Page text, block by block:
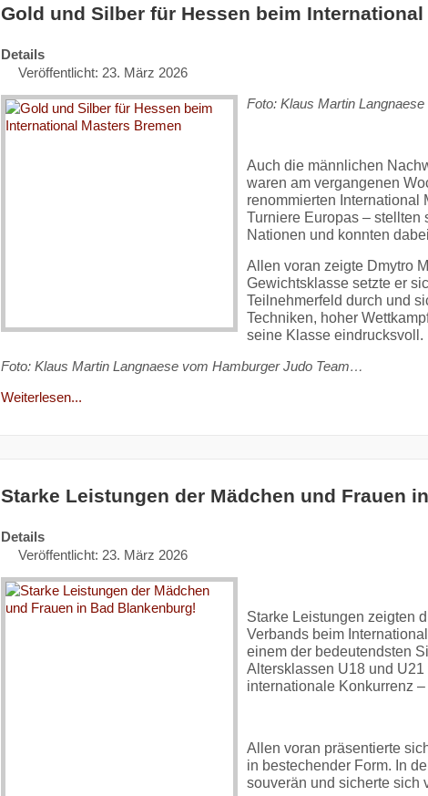
Gold und Silber für Hessen beim
Details
Veröffentlicht: 23. März 2026
Foto: Klaus Martin
Auch die männlichen
waren am vergangenen
renommierten International
Turniere Europas – stellten
Nationen und konnten
Allen voran zeigte Dmytro
Gewichtsklasse setzte er
Teilnehmerfeld durch und
Techniken, hoher
seine Klasse eindrucksvoll.
Foto: Klaus Martin Langnaese vom Hamburger Judo Team…
Weiterlesen...
Starke Leistungen der Mädchen und Frauen
Details
Veröffentlicht: 23. März 2026
Starke Leistungen zeigten
Verbands beim
einem der bedeutendsten
Altersklassen U18 und
internationale Konkurrenz
Allen voran präsentierte
in bestechender Form. In
souverän und sicherte sich